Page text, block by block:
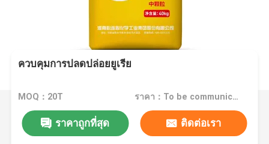
ควบคุมการปลดปล่อยยูเรีย
MOQ：20T ราคา：To be communicated
ราคาถูกที่สุด ติดต่อเรา